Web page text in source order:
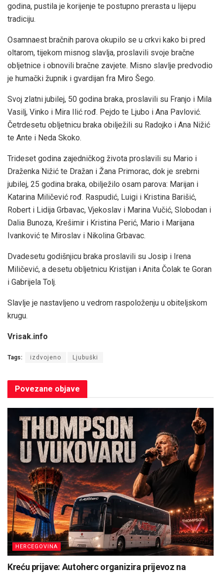
godina, pustila je korijenje te postupno prerasta u lijepu
tradiciju.
Osamnaest bračnih parova okupilo se u crkvi kako bi pred
oltarom, tijekom misnog slavlja, proslavili svoje bračne
obljetnice i obnovili bračne zavjete. Misno slavlje predvodio
je humački župnik i gvardijan fra Miro Šego.
Svoj zlatni jubilej, 50 godina braka, proslavili su Franjo i Mila
Vasilj, Vinko i Mira Ilić rođ. Pejdo te Ljubo i Ana Pavlović.
Četrdesetu obljetnicu braka obilježili su Radojko i Ana Nižić
te Ante i Neda Skoko.
Trideset godina zajedničkog života proslavili su Mario i
Draženka Nižić te Dražan i Žana Primorac, dok je srebrni
jubilej, 25 godina braka, obilježilo osam parova: Marijan i
Katarina Miličević rođ. Raspudić, Luigi i Kristina Barišić,
Robert i Lidija Grbavac, Vjekoslav i Marina Vučić, Slobodan i
Dalia Bunoza, Krešimir i Kristina Perić, Mario i Marijana
Ivanković te Miroslav i Nikolina Grbavac.
Dvadesetu godišnjicu braka proslavili su Josip i Irena
Miličević, a desetu obljetnicu Kristijan i Anita Čolak te Goran
i Gabrijela Tolj.
Slavlje je nastavljeno u vedrom raspoloženju u obiteljskom
krugu.
Vrisak.info
Tags: izdvojeno Ljubuški
Povezane objave
HERCEGOVINA
Kreću prijave: Autoherc organizira prijevoz na